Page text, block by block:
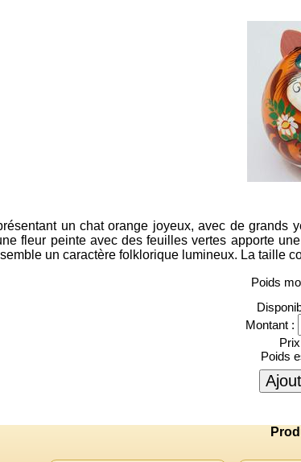
un chat orange joyeux, avec de
fleur peinte avec des feuilles vertes apporte
un caractère folklorique lumineux. La taille
Poids
Montant :
Poids